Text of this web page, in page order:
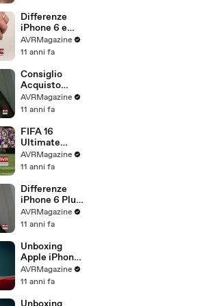
Differenze
iPhone 6 e
iPhone 6S -
AVRMagazine
AVRMagazine
11 anni fa
Consiglio
Acquisto
iPhone 6S e
iPhone 6S
AVRMagazine
.com
AVRMagazine
11 anni fa
FIFA 16
Ultimate
Team gioco di
calcio per
Android -
AVRMagazine
.com
AVRMagazine
11 anni fa
Differenze
iPhone 6 Plus
e iPhone 6S
Plus -
.com
AVRMagazine
11 anni fa
Unboxing
Apple iPhone
6S Plus
Italiano -
.com
AVRMagazine
11 anni fa